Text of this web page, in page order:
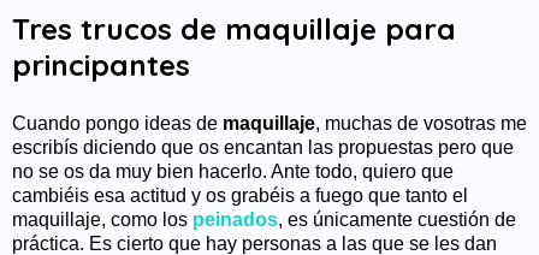
Tres trucos de maquillaje para
principantes
Cuando pongo ideas de maquillaje, muchas de vosotras me
escribís diciendo que os encantan las propuestas pero que
no se os da muy bien hacerlo. Ante todo, quiero que
cambiéis esa actitud y os grabéis a fuego que tanto el
maquillaje, como los peinados, es únicamente cuestión de
práctica. Es cierto que hay personas a las que se les dan